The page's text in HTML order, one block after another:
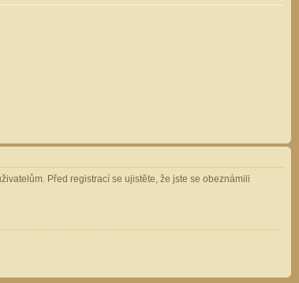
Před registrací se ujistěte, že jste se obeznámili